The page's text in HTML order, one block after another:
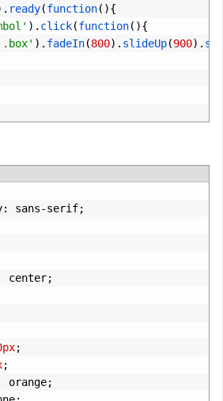
ready(function(){
). click(function(){
). fadeIn(800). slideUp(900).
: sans-serif;
center;
;
;
orange;